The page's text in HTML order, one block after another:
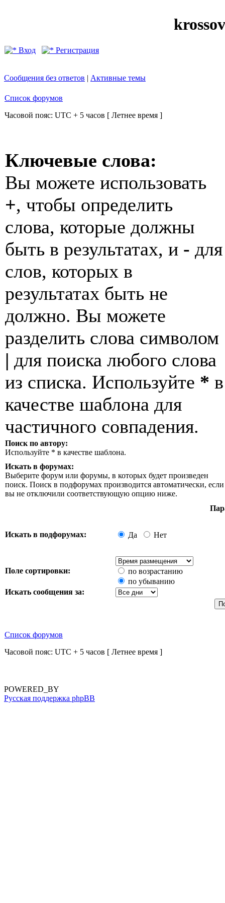
Вход Регистрация
Сообщения без ответов | Активные темы
Список форумов
Часовой пояс: UTC + 5 часов [ Летнее время ]
Ключевые слова:
Вы можете использовать
+, чтобы определить
слова, которые должны
быть в результатах, и - для
слов, которых в
результатах быть не
должно. Вы можете
разделить слова символом
| для поиска любого слова
из списка. Используйте * в
качестве шаблона для
частичного совпадения.
Поиск по автору:
Используйте * в качестве шаблона.
Искать в форумах:
Выберите форум или форумы, в которых будет произведен
поиск. Поиск в подфорумах производится автоматически, если
вы не отключили соответствующую опцию ниже.
Искать в подфорумах: Да Нет
Поле сортировки:
по возрастанию
по убыванию
Искать сообщения за:
Список форумов
Часовой пояс: UTC + 5 часов [ Летнее время ]
POWERED_BY
Русская поддержка phpBB